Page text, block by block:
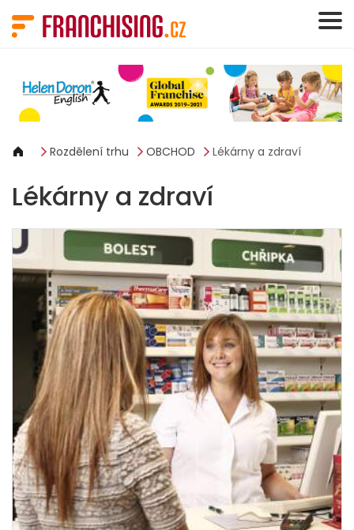
Rozdělení trhu OBCHOD Lékárny a zdraví
Lékárny a zdraví